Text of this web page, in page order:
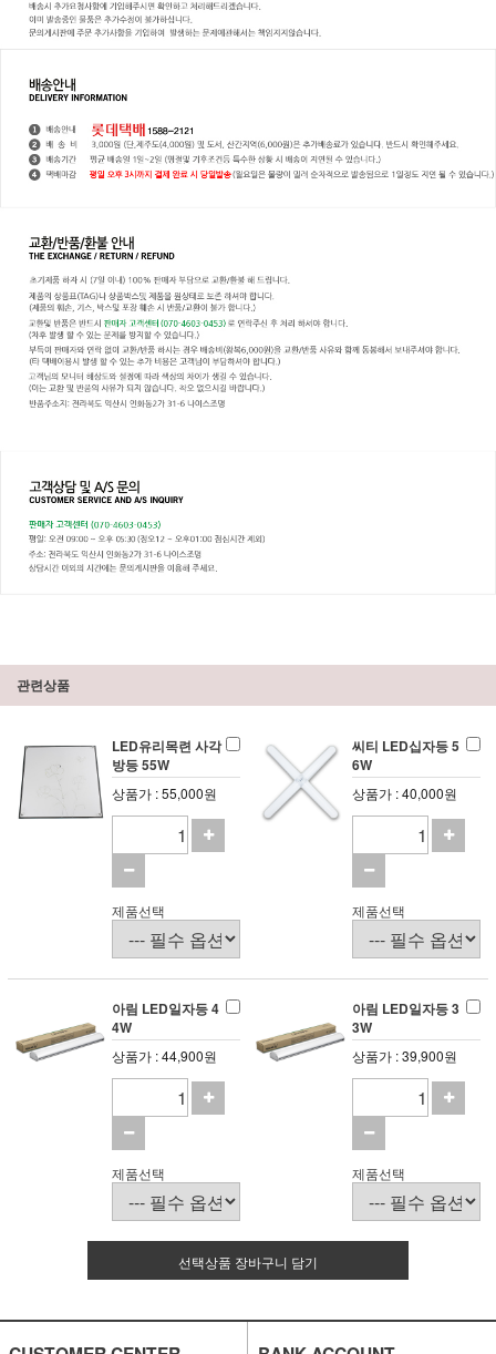
관련상품
LED유리목련 사각
방등 55W
상품가 : 55,000원
제품선택
씨티 LED십자등 5
6W
상품가 : 40,000원
제품선택
아림 LED일자등 4
4W
상품가 : 44,900원
제품선택
아림 LED일자등 3
3W
상품가 : 39,900원
제품선택
선택상품 장바구니 담기